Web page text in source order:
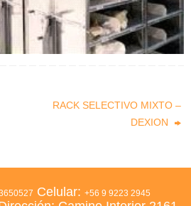
RACK SELECTIVO MIXTO –
DEXION
Celular: +56 9 9223 2945